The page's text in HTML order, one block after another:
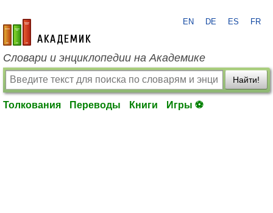
academic.ru
EN DE ES FR
Словари и энциклопедии на Академике
Найти!
Толкования Переводы Книги Игры ⚽